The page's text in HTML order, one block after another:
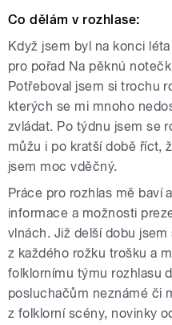
Co dělám v rozhlase:
Když jsem byl na konci
pro pořad Na pěknú
Potřeboval jsem si trochu
kterých se mi mnoho
zvládat. Po týdnu jsem se
můžu i po kratší době říct,
jsem moc vděčný.
Práce pro rozhlas mě baví
informace a možnosti
vlnách. Již delší dobu
z každého rožku trošku a
folklornímu týmu rozhlasu
posluchačům neznámé či
z folklorní scény, novinky